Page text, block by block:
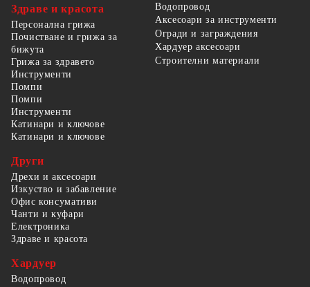
Здраве и красота
Персонална грижа
Почистване и грижа за
бижута
Грижа за здравето
Водопровод
Аксесоари за инструменти
Огради и заграждения
Хардуер аксесоари
Строителни материали
Инструменти
Помпи
Помпи
Инструменти
Катинари и ключове
Катинари и ключове
Други
Дрехи и аксесоари
Изкуство и забавление
Офис консумативи
Чанти и куфари
Електроника
Здраве и красота
Хардуер
Водопровод